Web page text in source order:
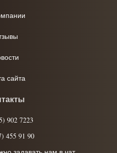
сайта
902 7223
455 91 90